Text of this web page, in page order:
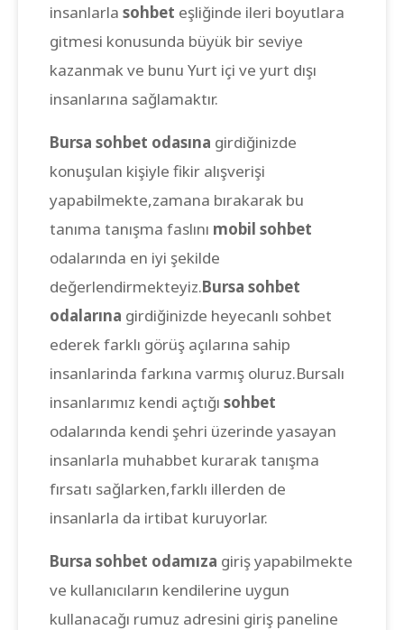
insanlarla sohbet eşliğinde ileri boyutlara
gitmesi konusunda büyük bir seviye
kazanmak ve bunu Yurt içi ve yurt dışı
insanlarına sağlamaktır.
Bursa sohbet odasına girdiğinizde
konuşulan kişiyle fikir alışverişi
yapabilmekte,zamana bırakarak bu
tanıma tanışma faslını mobil sohbet
odalarında en iyi şekilde
değerlendirmekteyiz.Bursa sohbet
odalarına girdiğinizde heyecanlı sohbet
ederek farklı görüş açılarına sahip
insanlarinda farkına varmış oluruz.Bursalı
insanlarımız kendi açtığı sohbet
odalarında kendi şehri üzerinde yasayan
insanlarla muhabbet kurarak tanışma
fırsatı sağlarken,farklı illerden de
insanlarla da irtibat kuruyorlar.
Bursa sohbet odamıza giriş yapabilmekte
ve kullanıcıların kendilerine uygun
kullanacağı rumuz adresini giriş paneline